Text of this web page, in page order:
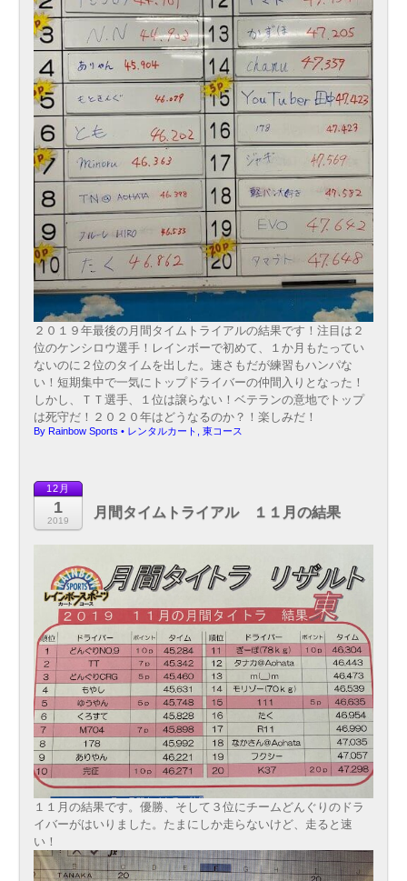
２０１９年最後の月間タイムトライアルの結果です！注目は２
位のケンシロウ選手！レインボーで初めて、１か月もたってい
ないのに２位のタイムを出した。速さもだが練習もハンパな
い！短期集中で一気にトップドライバーの仲間入りとなった！
しかし、ＴＴ選手、１位は譲らない！ベテランの意地でトップ
は死守だ！２０２０年はどうなるのか？！楽しみだ！
By Rainbow Sports • レンタルカート ,東コース
12月
1
2019
月間タイムトライアル １１月の結果
１１月の結果です。優勝、そして３位にチームどんぐりのドラ
イバーがはいりました。たまにしか走らないけど、走ると速
い！